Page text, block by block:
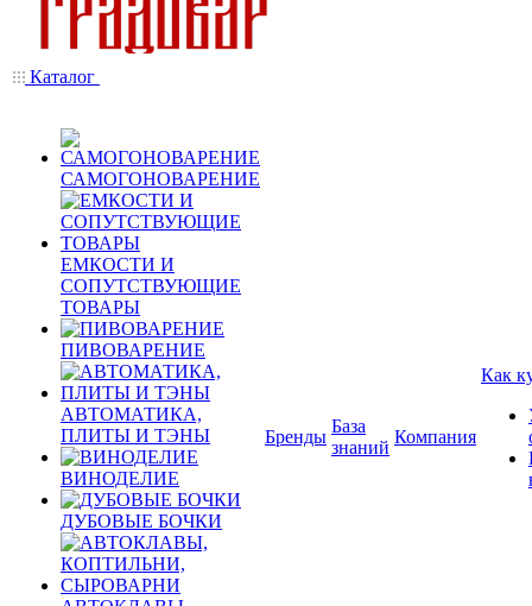
Каталог
САМОГОНОВАРЕНИЕ
ЕМКОСТИ И
СОПУТСТВУЮЩИЕ
ТОВАРЫ
ПИВОВАРЕНИЕ
АВТОМАТИКА,
ПЛИТЫ И ТЭНЫ
ВИНОДЕЛИЕ
ДУБОВЫЕ БОЧКИ
Бренды
База
знаний
Компания
Как